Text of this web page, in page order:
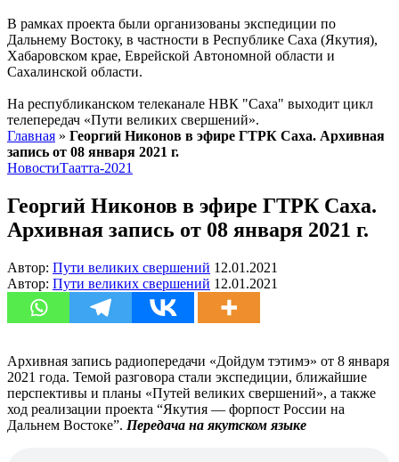
В рамках проекта были организованы экспедиции по
Дальнему Востоку, в частности в Республике Саха (Якутия),
Хабаровском крае, Еврейской Автономной области и
Сахалинской области.
На республиканском телеканале НВК "Саха" выходит цикл
телепередач «Пути великих свершений».
Главная » Георгий Никонов в эфире ГТРК Саха. Архивная
запись от 08 января 2021 г.
НовостиТаатта-2021
Георгий Никонов в эфире ГТРК Саха.
Архивная запись от 08 января 2021 г.
Автор: Пути великих свершений 12.01.2021
Автор: Пути великих свершений 12.01.2021
Архивная запись радиопередачи «Дойдум тэтимэ» от 8 января
2021 года. Темой разговора стали экспедиции, ближайшие
перспективы и планы «Путей великих свершений», а также
ход реализации проекта “Якутия — форпост России на
Дальнем Востоке”. Передача на якутском языке